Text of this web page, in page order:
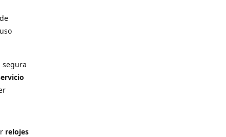
segura
relojes